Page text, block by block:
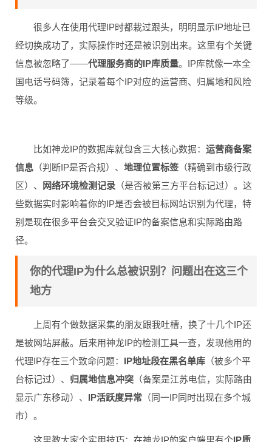
很多人在使用代理IP时都栽过跟头，明明显示IP地址已
经切换成功了，实际操作时还是被识别出来。这里有个关键
信息被忽略了——代理服务商的IP库质量。IP库就像一本全
国电话号码簿，记录着每个IP对应的运营商、归属地和风险
等级。
比如神龙IP的数据库就包含三大核心数据： 运营商备案
信息 （判断IP是否合规）、 地理位置标签 （精确到市级行政
区）、
网络环境检测记录 （是否被第三方平台标记过）。这
些数据实时影响着你的IP是否会被目标网站识别为代理，特
别是现在很多平台会交叉验证IP的备案信息和实际路由路
径。
你的代理IP为什么总被识别？问题出在这三个
地方
上周有个做数据采集的朋友跟我吐槽，换了十几个IP还
是被网站屏蔽。后来用神龙IP的检测工具一查，发现他用的
代理IP存在三个致命问题： IP地址段在黑名单库 （被多个平
台标记过）、 归属地信息冲突 （备案是江苏电信，实际路由
显示广东移动）、 IP活跃度异常 （同一IP同时出现在多个城
市）。
这里教大家个实用技巧：在神龙IP的客户端里有个IP质